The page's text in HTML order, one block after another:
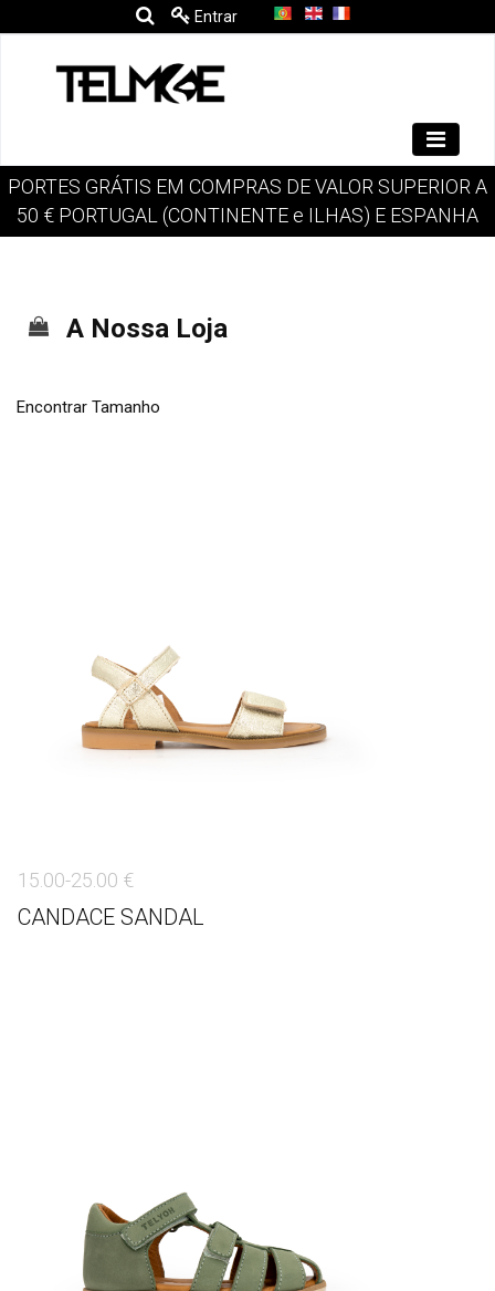
Entrar
PORTES GRÁTIS EM COMPRAS DE VALOR SUPERIOR A
50 € PORTUGAL (CONTINENTE e ILHAS) E ESPANHA
A Nossa Loja
Encontrar Tamanho
15.00-25.00 €
CANDACE SANDAL